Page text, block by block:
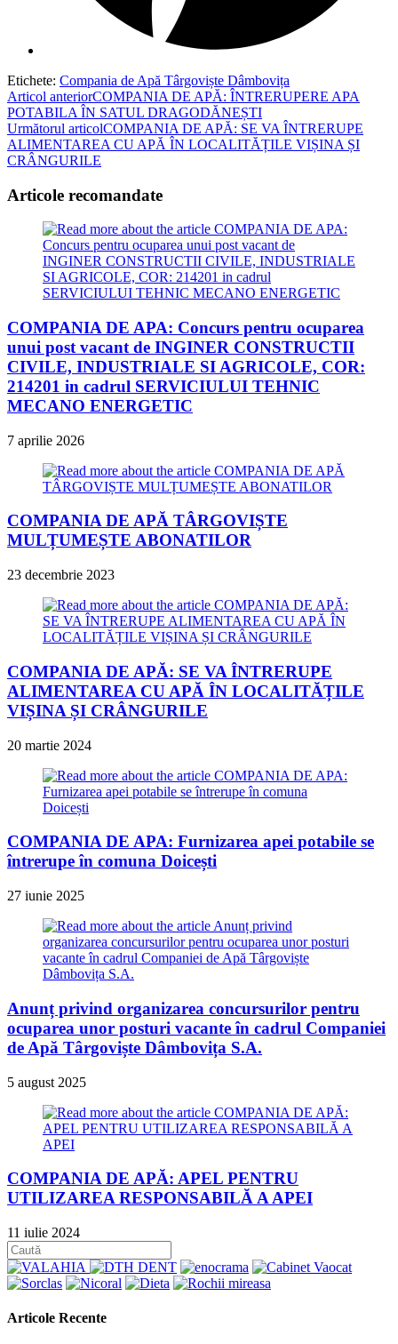
Etichete: Compania de Apă Târgoviște Dâmbovița
Read
more
articles
Articol anteriorCOMPANIA DE APĂ: ÎNTRERUPERE APA
POTABILA ÎN SATUL DRAGODĂNEȘTI
Următorul articolCOMPANIA DE APĂ: SE VA ÎNTRERUPE
ALIMENTAREA CU APĂ ÎN LOCALITĂȚILE VIȘINA ȘI
CRÂNGURILE
Articole recomandate
COMPANIA DE APA: Concurs pentru ocuparea
unui post vacant de INGINER CONSTRUCTII
CIVILE, INDUSTRIALE SI AGRICOLE, COR:
214201 in cadrul SERVICIULUI TEHNIC
MECANO ENERGETIC
7 aprilie 2026
COMPANIA DE APĂ TÂRGOVIȘTE
MULȚUMEȘTE ABONATILOR
23 decembrie 2023
COMPANIA DE APĂ: SE VA ÎNTRERUPE
ALIMENTAREA CU APĂ ÎN LOCALITĂȚILE
VIȘINA ȘI CRÂNGURILE
20 martie 2024
COMPANIA DE APA: Furnizarea apei potabile se
întrerupe în comuna Doicești
27 iunie 2025
Anunț privind organizarea concursurilor pentru
ocuparea unor posturi vacante în cadrul Companiei
de Apă Târgoviște Dâmbovița S.A.
5 august 2025
COMPANIA DE APĂ: APEL PENTRU
UTILIZAREA RESPONSABILĂ A APEI
11 iulie 2024
Articole Recente